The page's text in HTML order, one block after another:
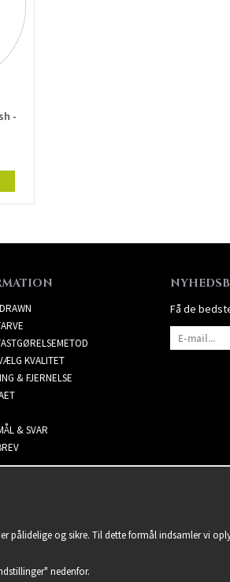
-
KVALITET
& FJERNELSE
& SVAR
Få de
og sikre. Til dette formål indsamler vi
nedenfor.